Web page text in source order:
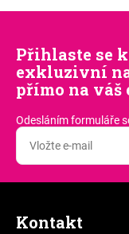
Přihlaste se
exkluzivní
přímo na váš
Odesláním formuláře
Kontakt